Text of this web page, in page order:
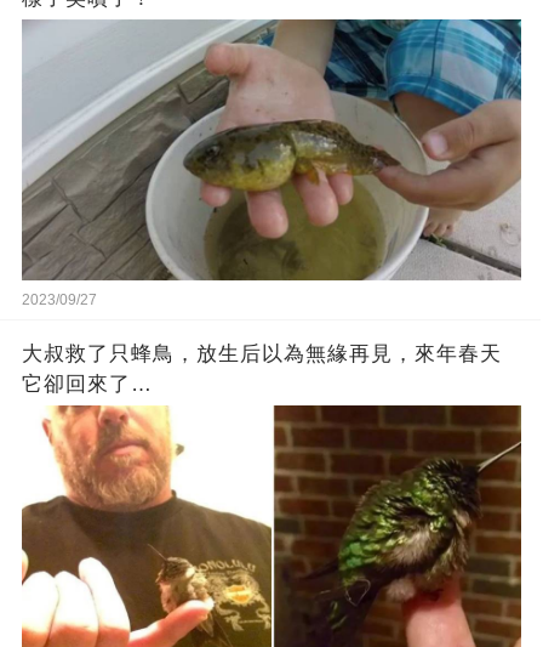
2023/09/27
大叔救了只蜂鳥，放生后以為無緣再見，來年春天
它卻回來了…